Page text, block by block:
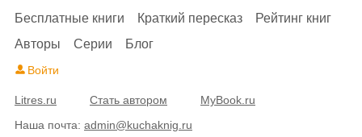
Бесплатные книги
Краткий пересказ
Рейтинг книг
Авторы
Серии Блог
Войти
Litres.ru Стать автором
MyBook.ru
Наша почта: admin@kuchaknig.ru